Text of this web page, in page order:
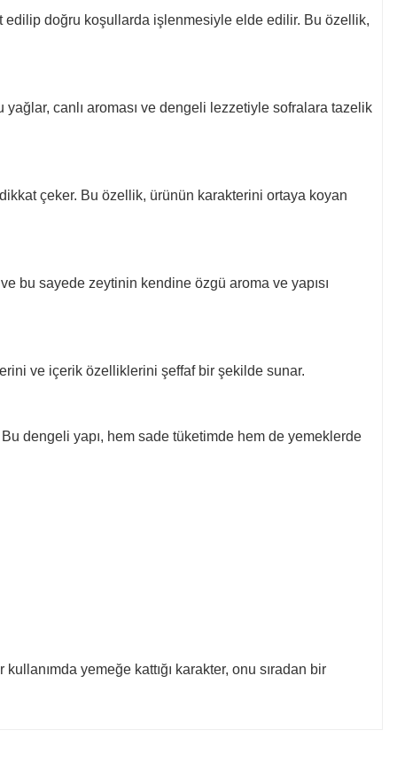
edilip doğru koşullarda işlenmesiyle elde edilir. Bu özellik,
canlı aroması ve dengeli lezzetiyle sofralara tazelik
çeker. Bu özellik, ürünün karakterini ortaya koyan
bu sayede zeytinin kendine özgü aroma ve yapısı
ve içerik özelliklerini şeffaf bir şekilde sunar.
dengeli yapı, hem sade tüketimde hem de yemeklerde
yemeğe kattığı karakter, onu sıradan bir